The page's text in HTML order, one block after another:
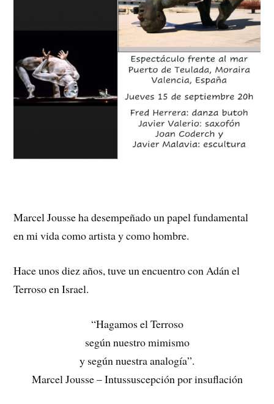
Marcel Jousse ha desempeñado un papel fundamental
en mi vida como artista y como hombre.
Hace unos diez años, tuve un encuentro con Adán el
Terroso en Israel.
“Hagamos el Terroso
según nuestro mimismo
y según nuestra analogía”.
Marcel Jousse – Intussuscepción por insuflación